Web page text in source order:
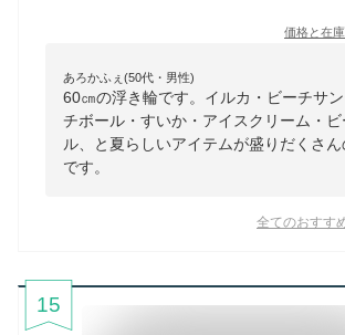
価格と在
あろかふぇ(50代・男性)
60㎝の浮き輪です。イルカ・ビーチサ
チボール・すいか・アイスクリーム・ビ
ル、と夏らしいアイテムが盛りだくさ
です。
全てのおすす
15